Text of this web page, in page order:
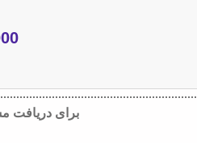
برای دریافت